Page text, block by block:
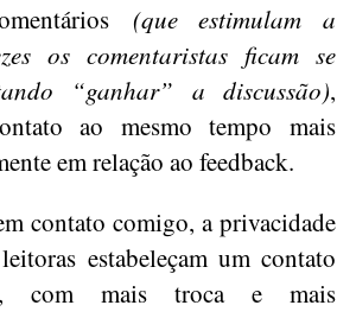
(que estimulam a
os comentaristas ficam se
“ganhar” a discussão),
ao mesmo tempo mais
em relação ao feedback.
contato comigo, a privacidade
estabeleçam um contato
com mais troca e mais